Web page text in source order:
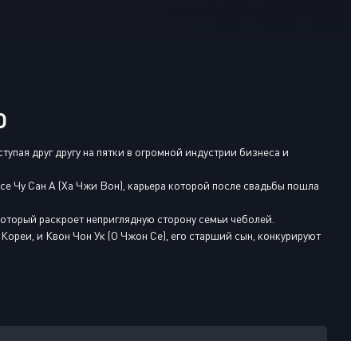
друг другу на пятки в огромной индустрии бизнеса и
Чу Сан А (Ха Чжи Вон), карьера которой после свадьбы пошла
раскроет неприглядную сторону семьи чеболей.
и Квон Чон Ук (О Чжон Се), его старший сын, конкурируют